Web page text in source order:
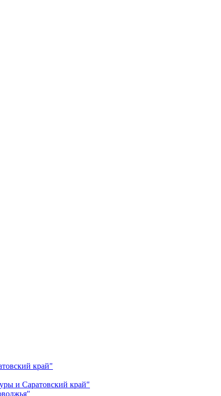
край"
и Саратовский край"